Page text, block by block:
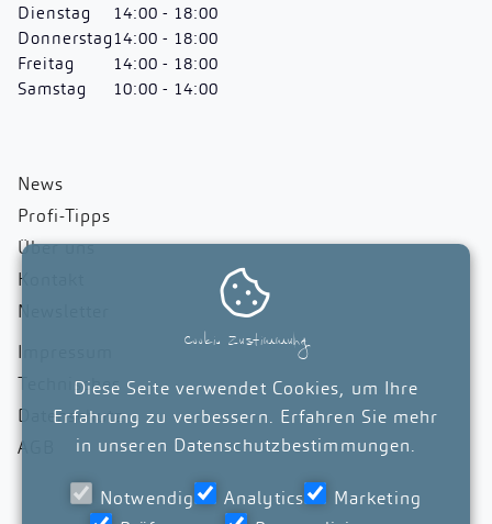
Dienstag
Donnerstag
Freitag
Samstag
14:00 - 18:00
14:00 - 18:00
14:00 - 18:00
10:00 - 14:00
News
Profi-Tipps
Über uns
Kontakt
Newsletter
Impressum
Technisches
Datenschutz
AGB

Cookie Zustimmung
Diese Seite verwendet Cookies, um Ihre
Erfahrung zu verbessern. Erfahren Sie mehr
in unseren Datenschutzbestimmungen.
Notwendig Analytics
Marketing